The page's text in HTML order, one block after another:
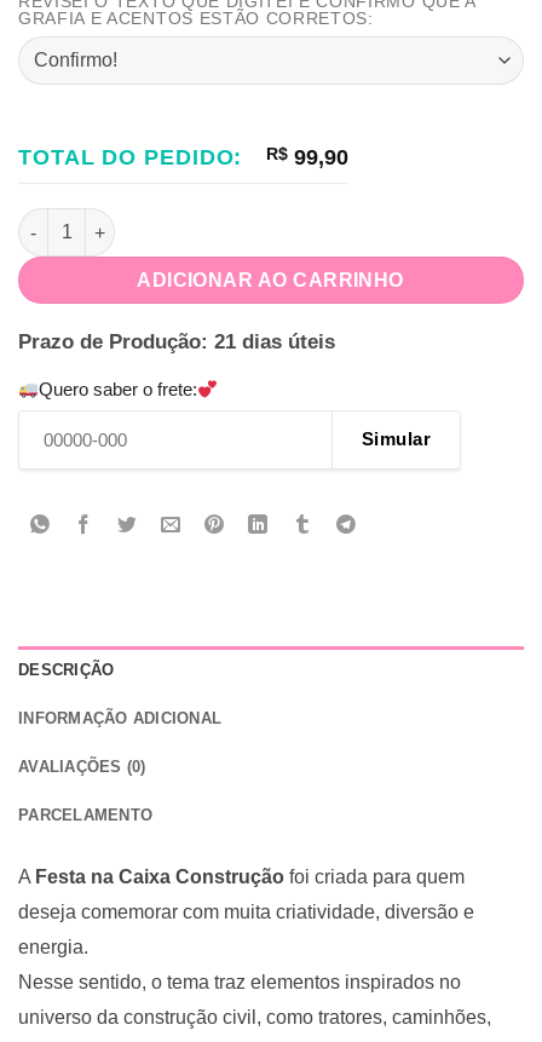
GRAFIA E ACENTOS ESTÃO CORRETOS:
TOTAL DO PEDIDO: R$ 99,90
Kit Festa na Caixa Construção quantidade
ADICIONAR AO CARRINHO
Prazo de Produção: 21 dias úteis
Quero saber o frete:
Simular
DESCRIÇÃO
INFORMAÇÃO ADICIONAL
AVALIAÇÕES (0)
PARCELAMENTO
A Festa na Caixa Construção foi criada para quem
deseja comemorar com muita criatividade, diversão e
energia.
Nesse sentido, o tema traz elementos inspirados no
universo da construção civil, como tratores, caminhões,